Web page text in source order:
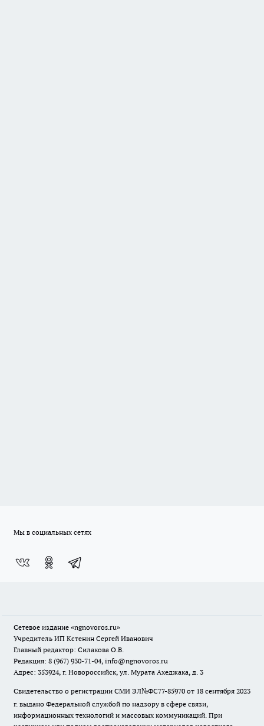
Мы в социальных сетях
Сетевое издание «ngnovoros.ru»
Учредитель ИП Кстенин Сергей Иванович
Главный редактор: Силакова О.В.
Редакция: 8 (967) 930-71-04, info@ngnovoros.ru
Адрес: 353924, г. Новороссийск, ул. Мурата Ахеджака, д. 3
Свидетельство о регистрации СМИ ЭЛ№ФС77-85970 от 18 сентября 2023
г. выдано Федеральной службой по надзору в сфере связи,
информационных технологий и массовых коммуникаций. При